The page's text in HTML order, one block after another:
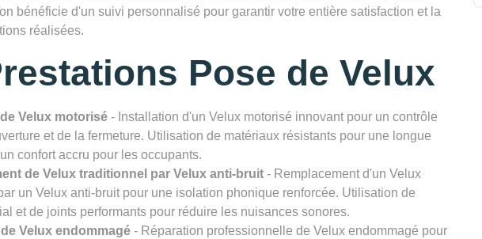
bénéficie d'un suivi personnalisé pour garantir votre entière satisfaction et la
réalisées.
Pose de Velux
Velux motorisé - Installation d'un Velux motorisé innovant pour un contrôle
et de la fermeture. Utilisation de matériaux résistants pour une longue
confort accru pour les occupants.
de Velux traditionnel par Velux anti-bruit - Remplacement d'un Velux
un Velux anti-bruit pour une isolation phonique renforcée. Utilisation de
et de joints performants pour réduire les nuisances sonores.
Velux endommagé - Réparation professionnelle de Velux endommagé pour